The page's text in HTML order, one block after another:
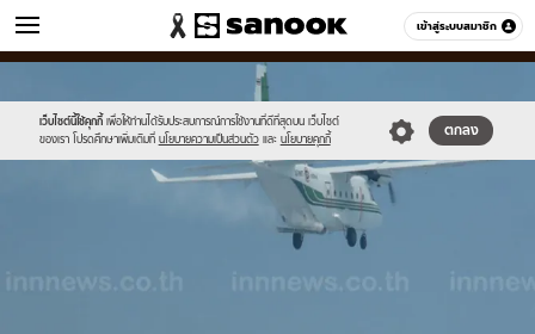
เข้าสู่ระบบสมาชิก
ข่าว หมวดอื่นๆ
เว็บไซต์นี้ใช้คุกกี้ เพื่อให้ท่านได้รับประสบการณ์การใช้งานที่ดีที่สุดบน เว็บไซต์
ของเรา โปรดศึกษาเพิ่มเติมที่ นโยบายความเป็นส่วนตัว และ นโยบายคุกกี้
ตกลง
//s.isanook.com/sr/0/images/logo-
new-
sanook.png
//s.isanook.com/ns/0/ud/365/1827338/630956-
01.jpg